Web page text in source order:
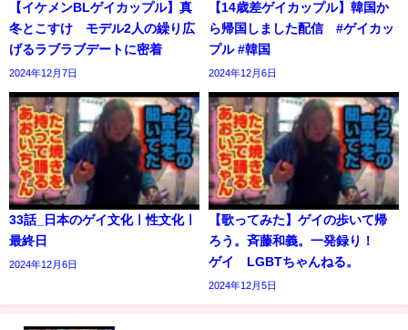
【イケメンBLゲイカップル】真
冬とこすけ モデル2人の繰り広
げるラブラブデートに密着
2024年12月7日
【14歳差ゲイカップル】韓国か
ら帰国しました配信 #ゲイカッ
プル #韓国
2024年12月6日
33話_日本のゲイ文化ㅣ性文化ㅣ
最終日
2024年12月6日
【歌ってみた】ゲイの歩いて帰
ろう。斉藤和義。一発録り！
ゲイ LGBTちゃんねる。
2024年12月5日